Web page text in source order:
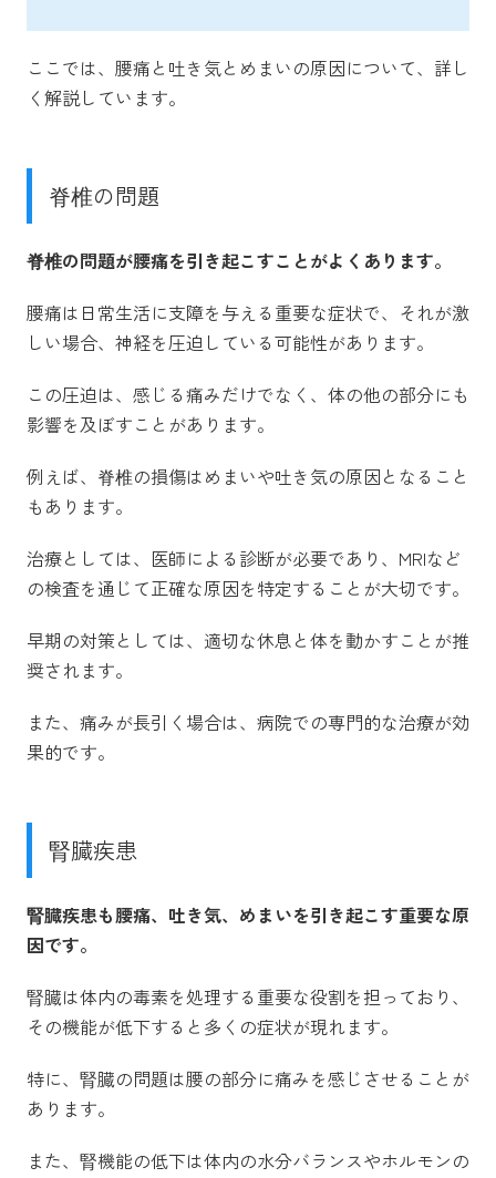
ここでは、腰痛と吐き気とめまいの原因について、詳し
く解説しています。
脊椎の問題
脊椎の問題が腰痛を引き起こすことがよくあります。
腰痛は日常生活に支障を与える重要な症状で、それが激
しい場合、神経を圧迫している可能性があります。
この圧迫は、感じる痛みだけでなく、体の他の部分にも
影響を及ぼすことがあります。
例えば、脊椎の損傷はめまいや吐き気の原因となること
もあります。
治療としては、医師による診断が必要であり、MRIなど
の検査を通じて正確な原因を特定することが大切です。
早期の対策としては、適切な休息と体を動かすことが推
奨されます。
また、痛みが長引く場合は、病院での専門的な治療が効
果的です。
腎臓疾患
腎臓疾患も腰痛、吐き気、めまいを引き起こす重要な原
因です。
腎臓は体内の毒素を処理する重要な役割を担っており、
その機能が低下すると多くの症状が現れます。
特に、腎臓の問題は腰の部分に痛みを感じさせることが
あります。
また、腎機能の低下は体内の水分バランスやホルモンの